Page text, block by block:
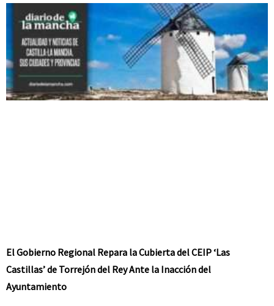
El Gobierno Regional Repara la Cubierta del CEIP ‘Las
Castillas’ de Torrejón del Rey Ante la Inacción del
Ayuntamiento